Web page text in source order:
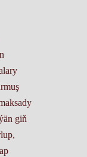
giň